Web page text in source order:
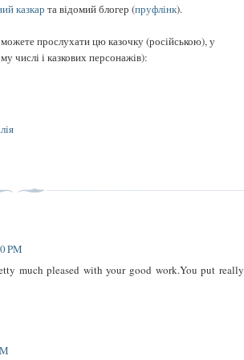
казкар та відомий блогер (пруфлінк).
прослухати цю казочку (російською), у
числі і казкових персонажів):
PM
much pleased with your good work.You put really